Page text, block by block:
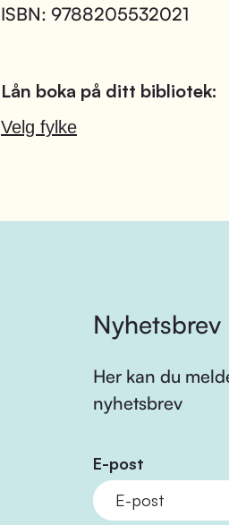
ISBN: 9788205532021
Lån boka på ditt bibliotek:
Velg fylke
Nyhetsbrev
Her kan du
nyhetsbrev
E-post